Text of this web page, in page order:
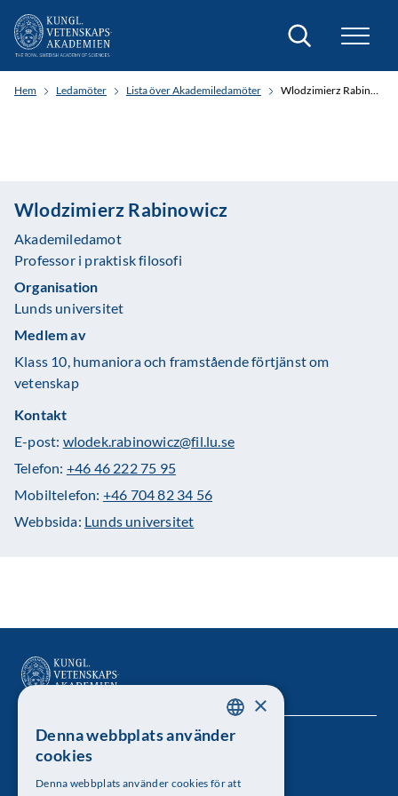
Sök
Hem Ledamöter Lista över Akademiledamöter Wlodzimierz Rabinowicz
Wlodzimierz Rabinowicz
Akademiledamot
Professor i praktisk filosofi
Organisation
Lunds universitet
Medlem av
Klass 10, humaniora och framstående förtjänst om
vetenskap
Kontakt
E-post: wlodek.rabinowicz@fil.lu.se
Telefon: +46 46 222 75 95
Mobiltelefon: +46 704 82 34 56
Webbsida: Lunds universitet
Kungl. Vetenskapsakademien
Besöksadress: Lilla Frescativägen 4A
SWEDISH
×
Denna webbplats använder
cookies
Denna webbplats använder cookies för att